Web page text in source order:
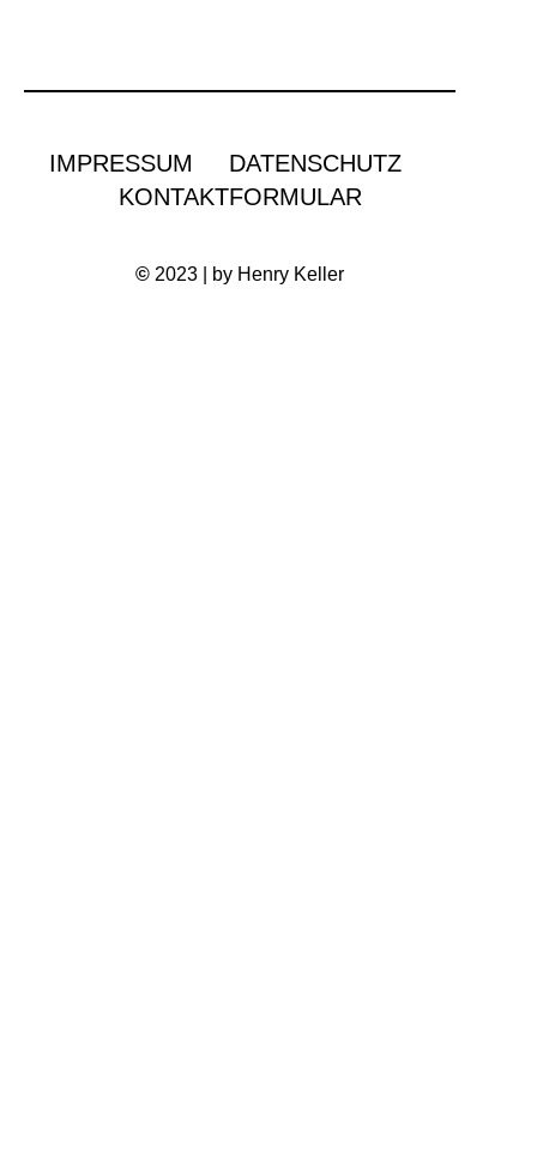
IMPRESSUM
DATENSCHUTZ
KONTAKTFORMULAR
© 2023 | by Henry Keller